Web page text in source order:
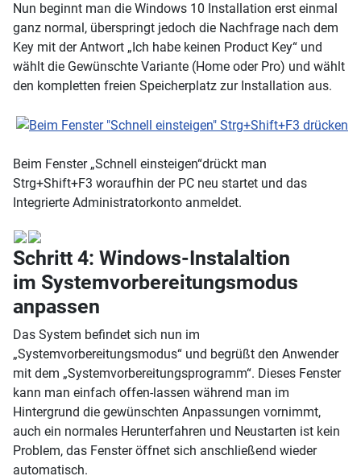
Nun beginnt man die Windows 10 Installation erst einmal
ganz normal, überspringt jedoch die Nachfrage nach dem
Key mit der Antwort „Ich habe keinen Product Key“ und
wählt die Gewünschte Variante (Home oder Pro) und wählt
den kompletten freien Speicherplatz zur Installation aus.
Beim Fenster „Schnell einsteigen“drückt man
Strg+Shift+F3 woraufhin der PC neu startet und das
Integrierte Administratorkonto anmeldet.
Schritt 4: Windows-Instalaltion
im Systemvorbereitungsmodus
anpassen
Das System befindet sich nun im
„Systemvorbereitungsmodus“ und begrüßt den Anwender
mit dem „Systemvorbereitungsprogramm“. Dieses Fenster
kann man einfach offen-lassen während man im
Hintergrund die gewünschten Anpassungen vornimmt,
auch ein normales Herunterfahren und Neustarten ist kein
Problem, das Fenster öffnet sich anschließend wieder
automatisch.